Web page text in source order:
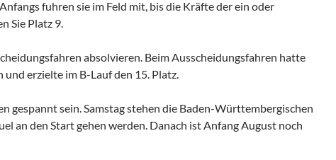
fuhren sie im Feld mit, bis die Kräfte der ein oder
Sie Platz 9.
absolvieren. Beim Ausscheidungsfahren hatte
erzielte im B-Lauf den 15. Platz.
gespannt sein. Samstag stehen die Baden-Württembergischen
an den Start gehen werden. Danach ist Anfang August noch